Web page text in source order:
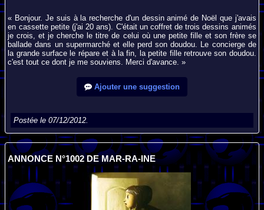
« Bonjour. Je suis à la recherche d'un dessin animé de Noël que j'avais
en cassette petite (j'ai 20 ans). C'était un coffret de trois dessins animés
je crois, et je cherche le titre de celui où une petite fille et son frère se
ballade dans un supermarché et elle perd son doudou. Le concierge de
la grande surface le répare et à la fin, la petite fille retrouve son doudou.
c'est tout ce dont je me souviens. Merci d'avance. »
Ajouter une suggestion
Postée le 07/12/2012.
ANNONCE N°1002 DE MAR-RA-INE